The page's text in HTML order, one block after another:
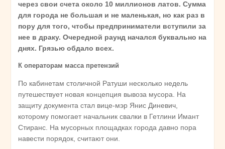
через свои счета около 10 миллионов латов. Сумма
для города не большая и не маленькая, но как раз в
пору для того, чтобы предприниматели вступили за
нее в драку. Очередной раунд начался буквально на
днях. Грязью обдало всех.
К операторам масса претензий
По кабинетам столичной Ратуши несколько недель
путешествует новая концепция вывоза мусора. На
защиту документа стал вице-мэр Янис Диневич,
которому помогает начальник свалки в Гетлини Имант
Стиранс. На мусорных площадках города давно пора
навести порядок, считают они.